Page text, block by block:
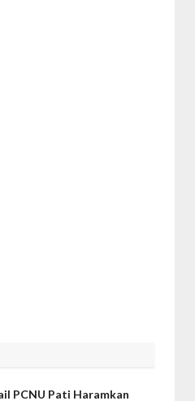
PCNU Pati Haramkan